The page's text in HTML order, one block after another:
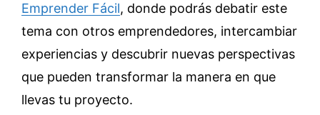
Emprender Fácil, donde podrás debatir este
tema con otros emprendedores, intercambiar
experiencias y descubrir nuevas perspectivas
que pueden transformar la manera en que
llevas tu proyecto.